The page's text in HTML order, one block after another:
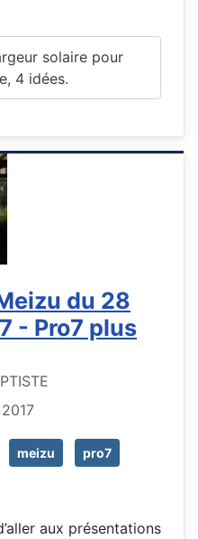
solaire pour
4 idées.
du 28
- Pro7 plus
meizu pro7
aux présentations